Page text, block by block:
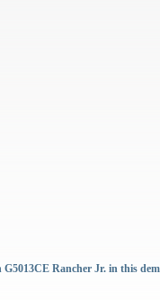
Rancher Jr. in this